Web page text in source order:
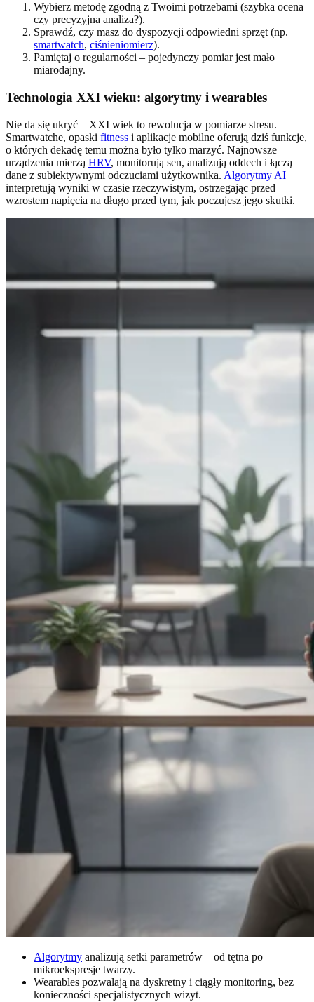
Wybierz metodę zgodną z Twoimi potrzebami (szybka ocena
czy precyzyjna analiza?).
Sprawdź, czy masz do dyspozycji odpowiedni sprzęt (np.
smartwatch, ciśnieniomierz).
Pamiętaj o regularności – pojedynczy pomiar jest mało
miarodajny.
Technologia XXI wieku: algorytmy i wearables
Nie da się ukryć – XXI wiek to rewolucja w pomiarze stresu.
Smartwatche, opaski fitness i aplikacje mobilne oferują dziś funkcje,
o których dekadę temu można było tylko marzyć. Najnowsze
urządzenia mierzą HRV, monitorują sen, analizują oddech i łączą
dane z subiektywnymi odczuciami użytkownika. Algorytmy AI
interpretują wyniki w czasie rzeczywistym, ostrzegając przed
wzrostem napięcia na długo przed tym, jak poczujesz jego skutki.
Algorytmy analizują setki parametrów – od tętna po
mikroekspresje twarzy.
Wearables pozwalają na dyskretny i ciągły monitoring, bez
konieczności specjalistycznych wizyt.